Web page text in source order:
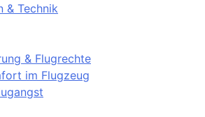
& Technik
& Flugrechte
im Flugzeug